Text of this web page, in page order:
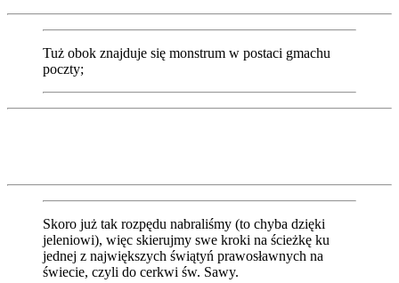
Tuż obok znajduje się monstrum w postaci gmachu
poczty;
Skoro już tak rozpędu nabraliśmy (to chyba dzięki
jeleniowi), więc skierujmy swe kroki na ścieżkę ku
jednej z największych świątyń prawosławnych na
świecie, czyli do cerkwi św. Sawy.